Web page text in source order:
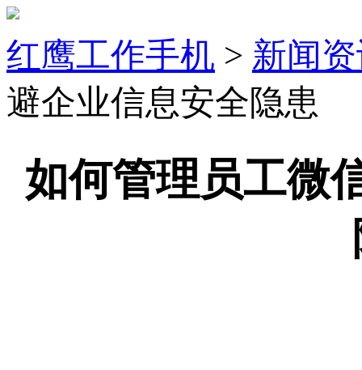
红鹰工作手机 > 新闻
避企业信息安全隐患
如何管理员工微